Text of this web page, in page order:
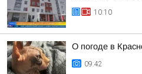
10:10
О погоде в
09:42